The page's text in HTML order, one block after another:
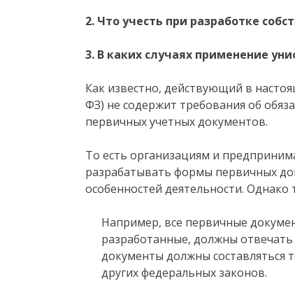
2. Что учесть при разработке
3. В каких случаях применение
Как известно, действующий в
ФЗ) не содержит требования об
первичных учетных документов.
То есть организациям и
разрабатывать формы первичных
особенностей деятельности.
Например, все первичные
разработанные, должны
документы должны
других федеральных законов.